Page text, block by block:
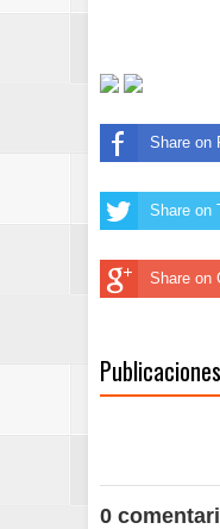
Share on
Share on
Share on
0